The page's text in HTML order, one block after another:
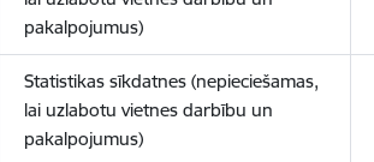
pakalpojumus)
Statistikas sīkdatnes (nepieciešamas,
lai uzlabotu vietnes darbību un
pakalpojumus)